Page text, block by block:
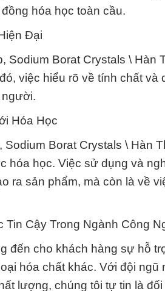
hóa học toàn cầu.
Đại
Borat Crystals \ Hàn
việc hiểu rõ về tính chất và
người.
Hóa Học
Borat Crystals \ Hàn
hóa học. Việc sử dụng và
ra sản phẩm, mà còn là về
Cậy Trong Ngành Công
đến cho khách hàng sự hỗ
hóa chất khác. Với đội
lượng, chúng tôi tự tin là